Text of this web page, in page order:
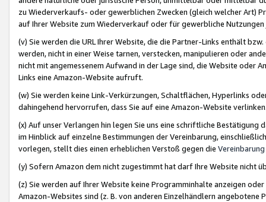
zu Wiederverkaufs- oder gewerblichen Zwecken (gleich welcher Art)
auf Ihrer Website zum Wiederverkauf oder für gewerbliche
(v) Sie werden die URL Ihrer Website, die die Partner-Links enthält
werden, nicht in einer Weise tarnen, verstecken, manipulieren oder
nicht mit angemessenem Aufwand in der Lage sind, die Website oder
Links eine Amazon-Website aufruft.
(w) Sie werden keine Link-Verkürzungen, Schaltflächen, Hyperlinks
dahingehend hervorrufen, dass Sie auf eine Amazon-Website
(x) Auf unser Verlangen hin legen Sie uns eine schriftliche
im Hinblick auf einzelne Bestimmungen der Vereinbarung,
vorlegen, stellt dies einen erheblichen Verstoß gegen die Vereinbarung
(y) Sofern Amazon dem nicht zugestimmt hat darf Ihre Website nicht
(z) Sie werden auf Ihrer Website keine Programminhalte anzeigen
Amazon-Websites sind (z. B. von anderen Einzelhändlern